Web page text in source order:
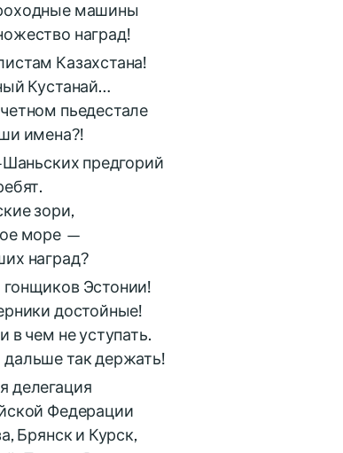
машины
наград!
Казахстана!
Кустанай…
пьедестале
имена?!
предгорий
зори,
море —
наград?
Эстонии!
достойные!
в чем не уступать.
так держать!
делегация
Федерации
Брянск и Курск,